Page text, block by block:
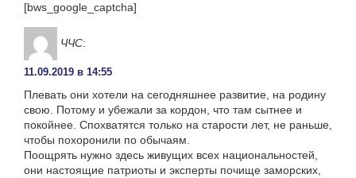
[bws_google_captcha]
ЧЧС:
11.09.2019 в 14:55
Плевать они хотели на сегодняшнее развитие, на родину
свою. Потому и убежали за кордон, что там сытнее и
покойнее. Спохватятся только на старости лет, не раньше,
чтобы похоронили по обычаям.
Поощрять нужно здесь живущих всех национальностей,
они настоящие патриоты и эксперты почище заморских,